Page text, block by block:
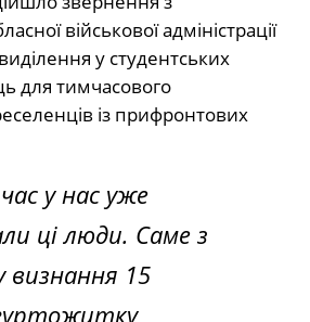
військової адміністрації
у студентських
для тимчасового
із прифронтових
у нас уже
ці люди. Саме з
15